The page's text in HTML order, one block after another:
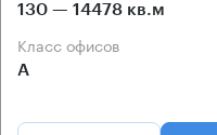
130 — 14478 кв.м
Класс офисов
А